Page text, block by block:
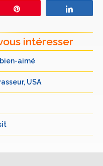
intéresser
aimé
USA